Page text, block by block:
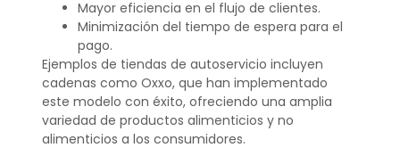
Mayor eficiencia en el flujo de clientes.
Minimización del tiempo de espera para el
pago.
Ejemplos de tiendas de autoservicio incluyen
cadenas como Oxxo, que han implementado
este modelo con éxito, ofreciendo una amplia
variedad de productos alimenticios y no
alimenticios a los consumidores.